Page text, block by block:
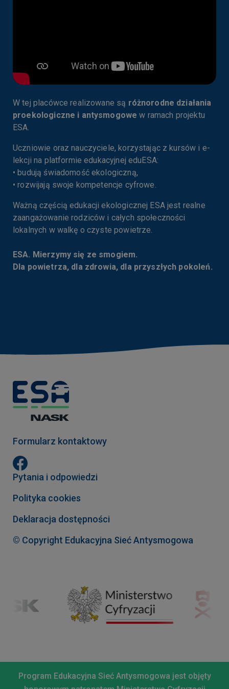
W tej placówce realizowane są różnorodne działania
proekologiczne i antysmogowe w ramach projektu
ESA.
Uczniowie oraz nauczyciele, korzystając z kursów i e-
lekcji na platformie edukacyjnej eduESA:
• budują świadomość ekologiczną,
• rozwijają swoje kompetencje cyfrowe.
Ważną częścią edukacji ekologicznej ESA jest realne
zaangażowanie rodziców i całych społeczności
lokalnych w walkę o czyste powietrze.
ESA. Mierzymy się ze smogiem.
Dla powietrza, dla zdrowia, dla przyszłych pokoleń.
Formularz kontaktowy
Pytania i odpowiedzi
Polityka cookies
Deklaracja dostępności
© Copyright Edukacyjna Sieć Antysmogowa
Program Edukacyjna Sieć Antysmogowa jest objęty
W naszych serwisach wykorzystujemy
dotyczących jej przeglądania. Wykorzystujemy
je w szczególności do celów statystycznych,
poszczególne serwisy. Dane te
wykorzystujemy również do optymalizacji i
rozwoju serwisów. Więcej informacji na temat
narzędzia Google Analytics znajdziesz na
https://policies.google.com/technologies/co
okies
Więcej informacji o zasadach plików cookies
możesz znaleźć na: